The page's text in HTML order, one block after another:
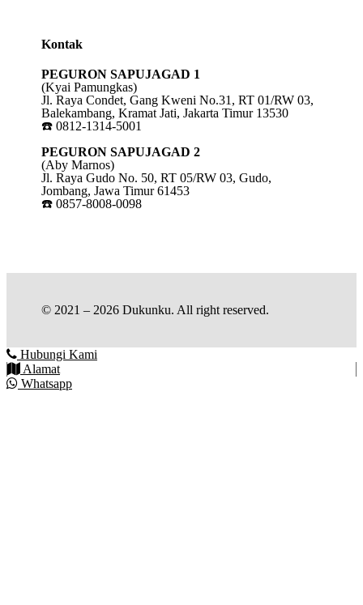
Kontak
PEGURON SAPUJAGAD 1
(Kyai Pamungkas)
Jl. Raya Condet, Gang Kweni No.31, RT 01/RW 03,
Balekambang, Kramat Jati, Jakarta Timur 13530
☎️ 0812-1314-5001
PEGURON SAPUJAGAD 2
(Aby Marnos)
Jl. Raya Gudo No. 50, RT 05/RW 03, Gudo,
Jombang, Jawa Timur 61453
☎️ 0857-8008-0098
© 2021 – 2026 Dukunku. All right reserved.
Hubungi Kami
Alamat
Whatsapp